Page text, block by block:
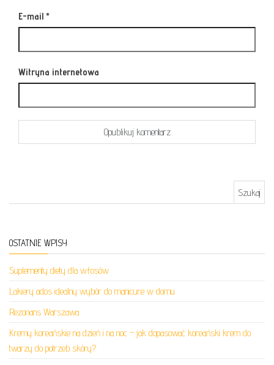
E-mail *
Witryna internetowa
OSTATNIE WPISY
Suplementy diety dla włosów
Lakiery ados idealny wybór do manicure w domu
Rezonans Warszawa
Kremy koreańskie na dzień i na noc – jak dopasować koreański krem do
twarzy do potrzeb skóry?